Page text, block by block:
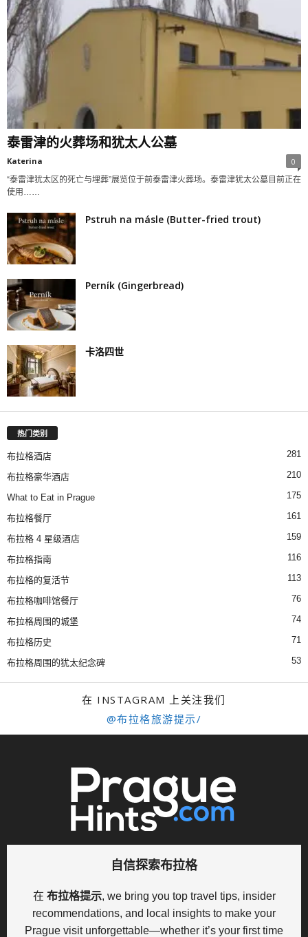
泰雷津的火葬场和犹太人公墓
Katerina 0
“泰雷津犹太区的死亡与埋葬”展览位于前泰雷津火葬场。泰雷津犹太公墓目前正在
使用……
Pstruh na másle (Butter-fried trout)
Perník (Gingerbread)
卡洛四世
热门类别
布拉格酒店 281
布拉格豪华酒店 210
What to Eat in Prague 175
布拉格餐厅 161
布拉格 4 星级酒店 159
布拉格指南 116
布拉格的复活节 113
布拉格咖啡馆餐厅 76
布拉格周围的城堡 74
布拉格历史 71
布拉格周围的犹太纪念碑 53
在 INSTAGRAM 上关注我们
@布拉格旅游提示/
自信探索布拉格
在 布拉格提示, we bring you top travel tips, insider
recommendations, and local insights to make your
Prague visit unforgettable—whether it’s your first time